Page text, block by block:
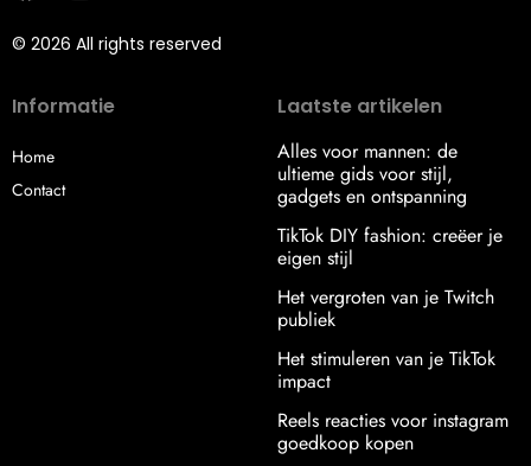
© 2026 All rights reserved
Informatie
Home
Contact
Laatste artikelen
Alles voor mannen: de
ultieme gids voor stijl,
gadgets en ontspanning
TikTok DIY fashion: creëer je
eigen stijl
Het vergroten van je Twitch
publiek
Het stimuleren van je TikTok
impact
Reels reacties voor instagram
goedkoop kopen